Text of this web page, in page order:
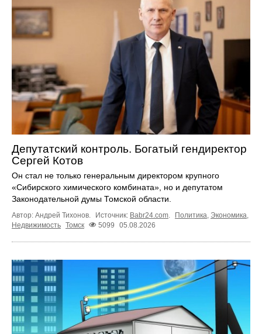
Депутатский контроль. Богатый гендиректор
Сергей Котов
Он стал не только генеральным директором крупного
«Сибирского химического комбината», но и депутатом
Законодательной думы Томской области.
Автор: Андрей Тихонов. Источник: Babr24.com Политика Экономика
Недвижимость Томск 5099 05.08.2026